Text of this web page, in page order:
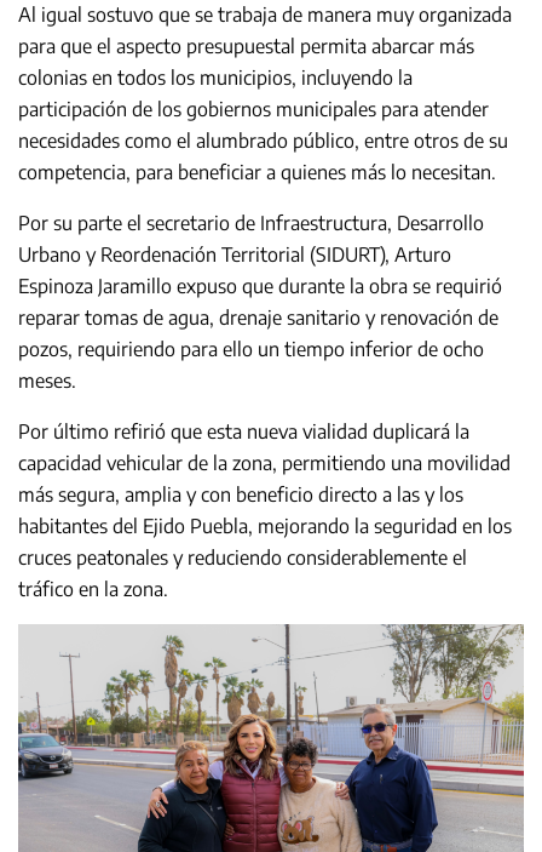
Al igual sostuvo que se trabaja de manera muy organizada
para que el aspecto presupuestal permita abarcar más
colonias en todos los municipios, incluyendo la
participación de los gobiernos municipales para atender
necesidades como el alumbrado público, entre otros de su
competencia, para beneficiar a quienes más lo necesitan.
Por su parte el secretario de Infraestructura, Desarrollo
Urbano y Reordenación Territorial (SIDURT), Arturo
Espinoza Jaramillo expuso que durante la obra se requirió
reparar tomas de agua, drenaje sanitario y renovación de
pozos, requiriendo para ello un tiempo inferior de ocho
meses.
Por último refirió que esta nueva vialidad duplicará la
capacidad vehicular de la zona, permitiendo una movilidad
más segura, amplia y con beneficio directo a las y los
habitantes del Ejido Puebla, mejorando la seguridad en los
cruces peatonales y reduciendo considerablemente el
tráfico en la zona.